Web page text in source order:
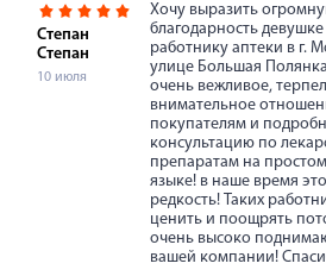
Степан
Степан
10 июля
Хочу выразить
благодарность
работнику аптеки в г.
улице Большая
очень вежливое,
внимательное
покупателям и
консультацию по
препаратам на
языке! в наше время
редкость! Таких
ценить и поощрять
очень высоко
вашей компании!